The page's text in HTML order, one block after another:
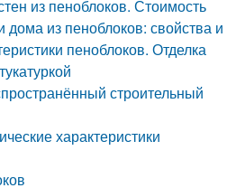
из пеноблоков. Стоимость
дома из пеноблоков: свойства и
пеноблоков. Отделка
строительный
характеристики